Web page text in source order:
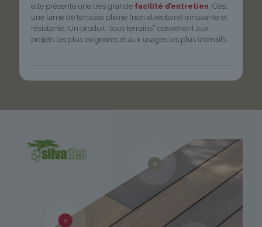
elle présente une très grande facilité d’entretien . C’est
une lame de terrasse pleine (non alvéolaire) innovante et
résistante. Un produit “tous terrains” convenant aux
projets les plus exigeants et aux usages les plus intensifs.